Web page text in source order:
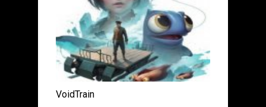
VoidTrain